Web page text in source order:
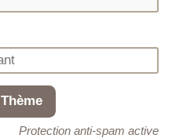
Thème
Protection anti-spam active